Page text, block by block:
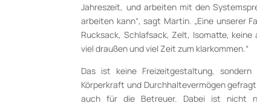
Jahreszeit, und arbeiten mit den
arbeiten kann“, sagt Martin. „Eine unserer
Rucksack, Schlafsack, Zelt, Isomatte, keine
viel draußen und viel Zeit zum klarkommen.“
Das ist keine Freizeitgestaltung,
Körperkraft und Durchhaltevermögen
auch für die Betreuer. Dabei ist nicht